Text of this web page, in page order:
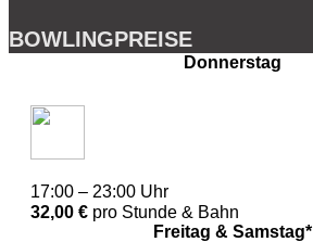
BOWLINGPREISE
Donnerstag
17:00 – 23:00 Uhr
32,00 € pro Stunde & Bahn
Freitag & Samstag*